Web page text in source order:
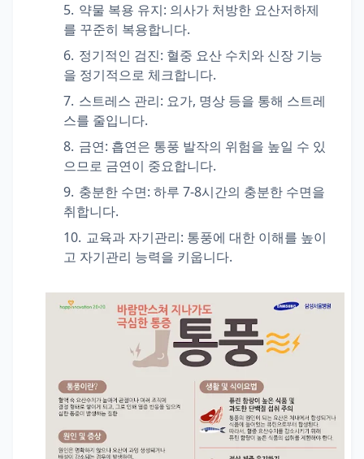
약물 복용 유지: 의사가 처방한 요산저하제
를 꾸준히 복용합니다.
정기적인 검진: 혈중 요산 수치와 신장 기능
을 정기적으로 체크합니다.
스트레스 관리: 요가, 명상 등을 통해 스트레
스를 줄입니다.
금연: 흡연은 통풍 발작의 위험을 높일 수 있
으므로 금연이 중요합니다.
충분한 수면: 하루 7-8시간의 충분한 수면을
취합니다.
교육과 자기관리: 통풍에 대한 이해를 높이
고 자기관리 능력을 키웁니다.